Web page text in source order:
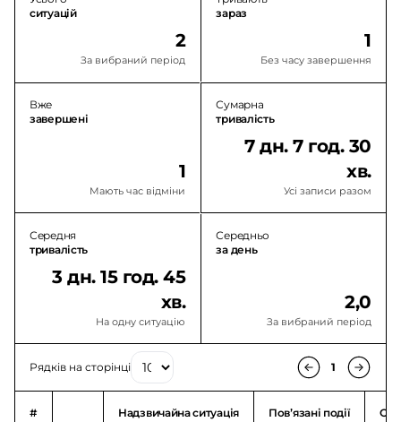
ситуацій
2
За вибраний період
зараз
1
Без часу завершення
Вже
завершені
1
Мають час відміни
Сумарна
тривалість
7 дн. 7 год. 30
хв.
Усі записи разом
Середня
тривалість
3 дн. 15 год. 45
хв.
На одну ситуацію
Середньо
за день
2,0
За вибраний період
Рядків на сторінці 1
# Надзвичайна ситуація Повʼязані події